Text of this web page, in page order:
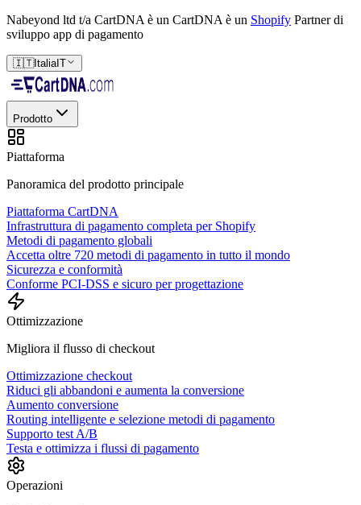
Nabeyond ltd t/a CartDNA è un CartDNA è un Shopify Partner di
sviluppo app di pagamento
🇮🇹ItaliaIT
Prodotto
Piattaforma
Panoramica del prodotto principale
Piattaforma CartDNA
Infrastruttura di pagamento completa per Shopify
Metodi di pagamento globali
Accetta oltre 720 metodi di pagamento in tutto il mondo
Sicurezza e conformità
Conforme PCI-DSS e sicuro per progettazione
Ottimizzazione
Migliora il flusso di checkout
Ottimizzazione checkout
Riduci gli abbandoni e aumenta la conversione
Aumento conversione
Routing intelligente e selezione metodi di pagamento
Supporto test A/B
Testa e ottimizza i flussi di pagamento
Operazioni